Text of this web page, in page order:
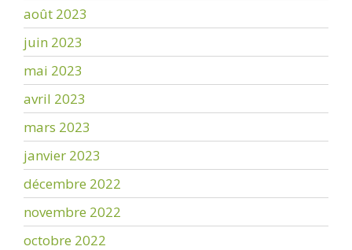
août 2023
juin 2023
mai 2023
avril 2023
mars 2023
janvier 2023
décembre 2022
novembre 2022
octobre 2022